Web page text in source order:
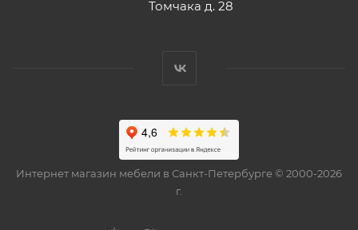
Томчака д. 28
Интернет магазин мебели в Санкт-Петербурге © 2000-2026
г.